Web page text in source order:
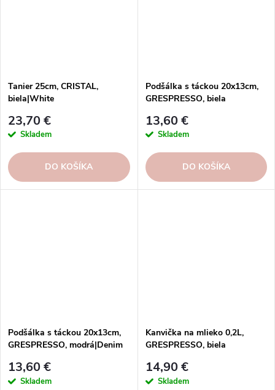
Tanier 25cm, CRISTAL,
biela|White
23,70 €
Skladem
DO KOŠÍKA
Podšálka s táckou 20x13cm,
GRESPRESSO, biela
13,60 €
Skladem
DO KOŠÍKA
Podšálka s táckou 20x13cm,
GRESPRESSO, modrá|Denim
13,60 €
Skladem
Kanvička na mlieko 0,2L,
GRESPRESSO, biela
14,90 €
Skladem